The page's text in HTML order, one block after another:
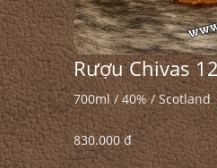
Rượu Chivas
700ml / 40% / Scotland
830.000 đ